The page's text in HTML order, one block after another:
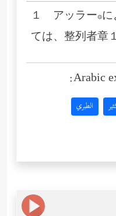
１ アッラー*に
ては、整列者章
Arabic
الطبري